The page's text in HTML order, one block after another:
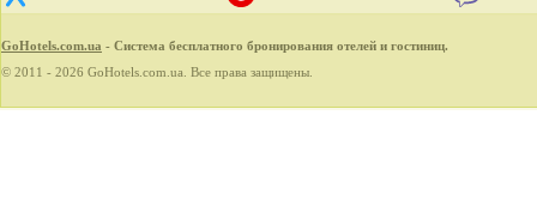
GoHotels.com.ua - Система бесплатного бронирования отелей и гостиниц.
© 2011 - 2026 GoHotels.com.ua. Все права защищены.